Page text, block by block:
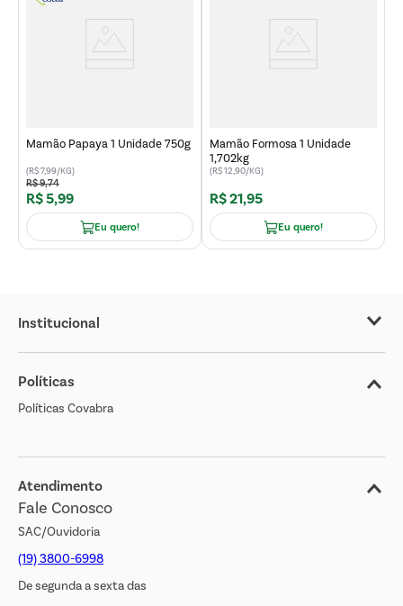
Mamão Papaya 1 Unidade 750g
(R$ 7,99/KG)
R$9,74
R$5,99
Eu quero!
Mamão Formosa 1 Unidade
1,702kg
(R$ 12,90/KG)
R$21,95
Eu quero!
Institucional
Sobre o Covabra
Nossas Lojas
Cliente Bem Estar
Jornal de Ofertas
Transparência Salarial
Políticas
Políticas Covabra
Atendimento
Fale Conosco
SAC/Ouvidoria
(19) 3800-6998
De segunda a sexta das